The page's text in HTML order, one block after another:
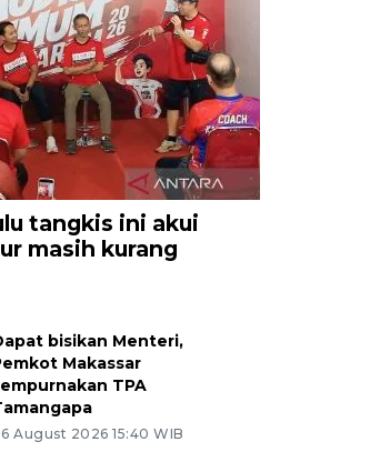
tangkis ini akui
masih kurang
bisikan Menteri,
Makassar
TPA
August 2026 15:40 WIB